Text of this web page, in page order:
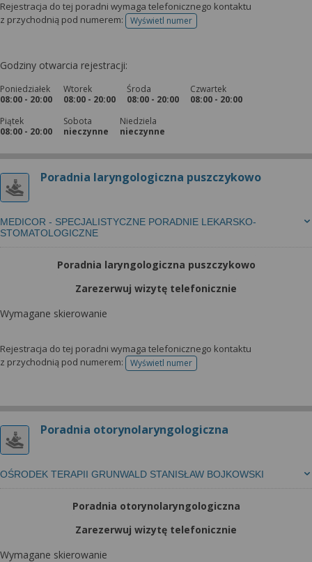
Rejestracja do tej poradni wymaga telefonicznego kontaktu
z przychodnią pod numerem:
Wyświetl numertelefonu do rejestracji
Godziny otwarcia rejestracji:
Poniedziałek
08:00 - 20:00
Wtorek
08:00 - 20:00
Środa
08:00 - 20:00
Czwartek
08:00 - 20:00
Piątek
08:00 - 20:00
Sobota
nieczynne
Niedziela
nieczynne
Poradnia laryngologiczna puszczykowo
MEDICOR - SPECJALISTYCZNE PORADNIE LEKARSKO-
STOMATOLOGICZNE
Poradnia laryngologiczna puszczykowo
Zarezerwuj wizytę telefonicznie
Wymagane skierowanie
Rejestracja do tej poradni wymaga telefonicznego kontaktu
z przychodnią pod numerem:
Wyświetl numertelefonu do rejestracji
Poradnia otorynolaryngologiczna
OŚRODEK TERAPII GRUNWALD STANISŁAW BOJKOWSKI
Poradnia otorynolaryngologiczna
Zarezerwuj wizytę telefonicznie
Wymagane skierowanie